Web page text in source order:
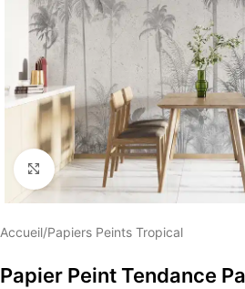
Élargir
Accueil/Papiers Peints Tropical
Papier Peint Tendance